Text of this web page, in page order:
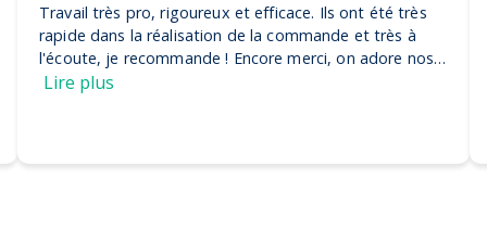
Travail très pro, rigoureux et efficace. Ils ont été très
rapide dans la réalisation de la commande et très à
l'écoute, je recommande ! Encore merci, on adore nos
casquettes
Lire plus